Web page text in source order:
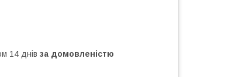
14 днів за домовленістю